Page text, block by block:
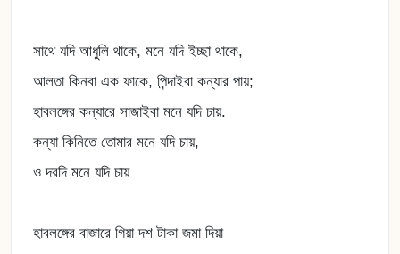
সাথে যদি আধুলি থাকে, মনে যদি ইচ্ছা থাকে,
আলতা কিনবা এক ফাকে, পিন্দাইবা কন্যার পায়;
হাবলঙ্গের কন্যারে সাজাইবা মনে যদি চায়.
কন্যা কিনিতে তোমার মনে যদি চায়,
ও দরদি মনে যদি চায়
হাবলঙ্গের বাজারে গিয়া দশ টাকা জমা দিয়া